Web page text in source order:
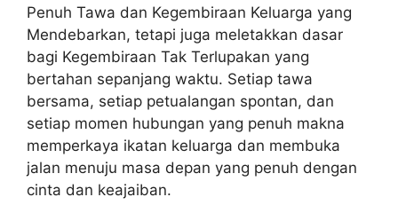
Penuh Tawa dan Kegembiraan Keluarga yang
Mendebarkan, tetapi juga meletakkan dasar
bagi Kegembiraan Tak Terlupakan yang
bertahan sepanjang waktu. Setiap tawa
bersama, setiap petualangan spontan, dan
setiap momen hubungan yang penuh makna
memperkaya ikatan keluarga dan membuka
jalan menuju masa depan yang penuh dengan
cinta dan keajaiban.